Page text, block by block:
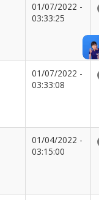
01/07/2022 -
03:33:25
01/07/2022 -
03:33:08
01/04/2022 -
03:15:00